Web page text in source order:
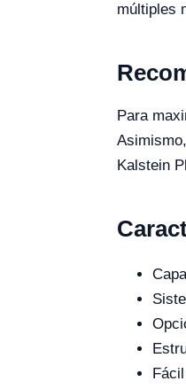
múltiples
Para
Kalstein